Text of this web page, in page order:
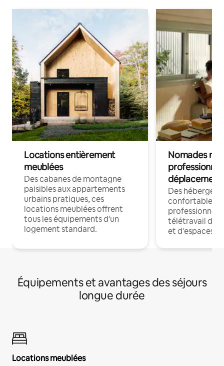
Locations entièrement
meublées
Des cabanes de montagne
paisibles aux appartements
urbains pratiques, ces
locations meublées offrent
tous les équipements d'un
logement standard.
Nomades
déplacement
Des
confortables
professionnels
télétravail
et d'espaces
Équipements et avantages des séjours
longue durée
Locations meublées